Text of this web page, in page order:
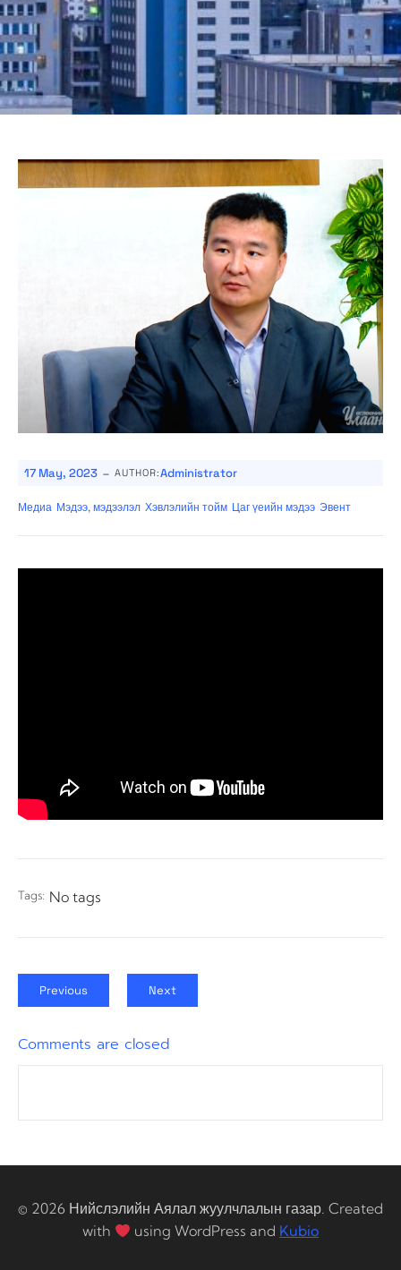
17 May, 2023 - AUTHOR:Administrator
Медиа Мэдээ, мэдээлэл Хэвлэлийн тойм Цаг үеийн мэдээ Эвент
Tags: No tags
Previous Next
Comments are closed
© 2026 Нийслэлийн Аялал жуулчлалын газар. Created
with
using WordPress and Kubio